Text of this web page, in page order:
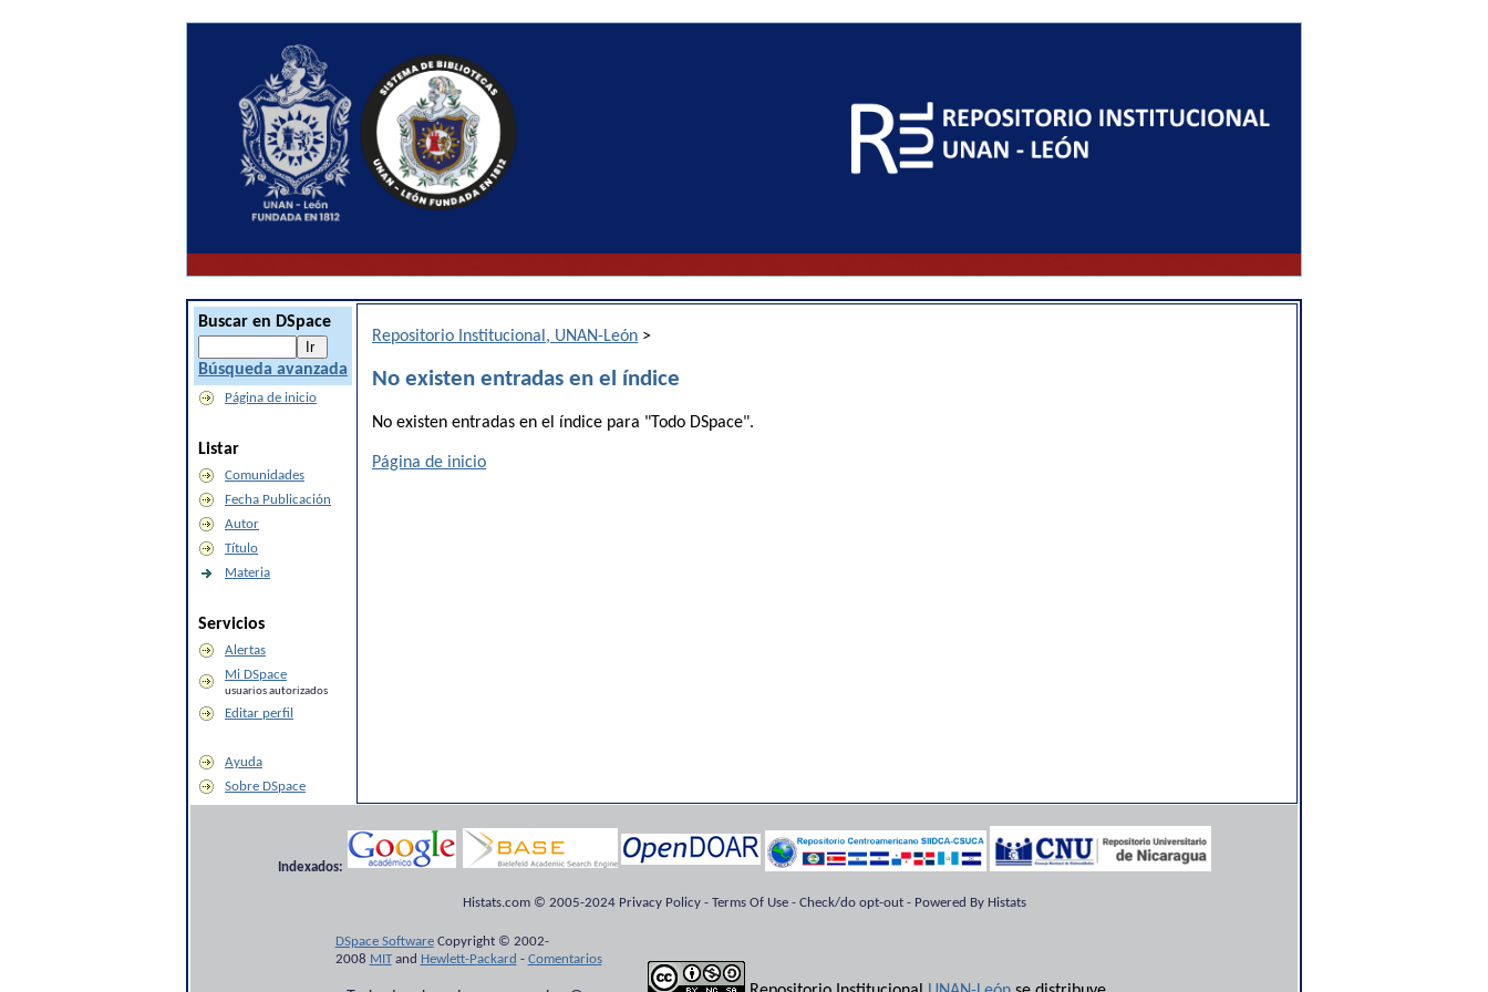
Buscar en DSpace
Búsqueda avanzada
Página de inicio
Listar
Comunidades
Fecha Publicación
Autor
Título
Materia
Servicios
Alertas
Mi DSpace
usuarios autorizados
Editar perfil
Ayuda
Sobre DSpace
Repositorio Institucional, UNAN-León >
No existen entradas en el índice
No existen entradas en el índice para "Todo DSpace".
Página de inicio
Indexados:
Histats.com © 2005-2024 Privacy Policy - Terms Of Use - Check/do opt-out - Powered By Histats
DSpace SoftwareCopyright © 2002-
2008 MITand Hewlett-Packard - Comentarios